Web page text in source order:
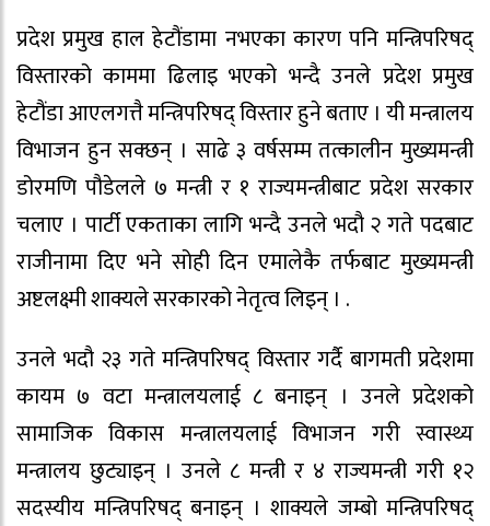
प्रदेश प्रमुख हाल हेटौंडामा नभएका कारण पनि मन्त्रिपरिषद्
विस्तारको काममा ढिलाइ भएको भन्दै उनले प्रदेश प्रमुख
हेटौंडा आएलगत्तै मन्त्रिपरिषद् विस्तार हुने बताए । यी मन्त्रालय
विभाजन हुन सक्छन् । साढे ३ वर्षसम्म तत्कालीन मुख्यमन्त्री
डोरमणि पौडेलले ७ मन्त्री र १ राज्यमन्त्रीबाट प्रदेश सरकार
चलाए । पार्टी एकताका लागि भन्दै उनले भदौ २ गते पदबाट
राजीनामा दिए भने सोही दिन एमालेकै तर्फबाट मुख्यमन्त्री
अष्टलक्ष्मी शाक्यले सरकारको नेतृत्व लिइन् । .
उनले भदौ २३ गते मन्त्रिपरिषद् विस्तार गर्दै बागमती प्रदेशमा
कायम ७ वटा मन्त्रालयलाई ८ बनाइन् । उनले प्रदेशको
सामाजिक विकास मन्त्रालयलाई विभाजन गरी स्वास्थ्य
मन्त्रालय छुट्याइन् । उनले ८ मन्त्री र ४ राज्यमन्त्री गरी १२
सदस्यीय मन्त्रिपरिषद् बनाइन् । शाक्यले जम्बो मन्त्रिपरिषद्